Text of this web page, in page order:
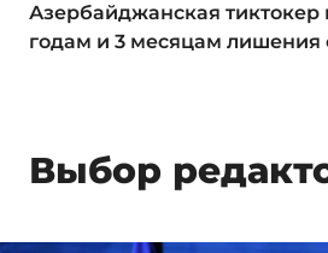
Азербайджанская тиктокер
годам и 3 месяцам
Выбор